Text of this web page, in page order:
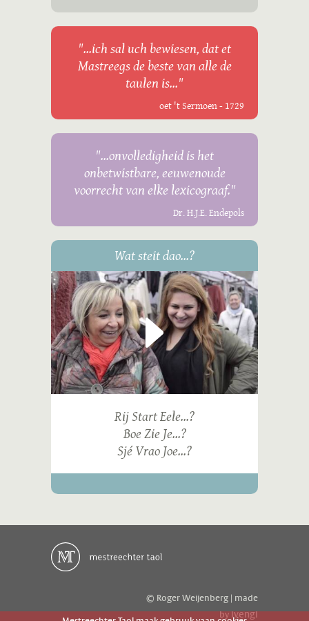
"...ich sal uch bewiesen, dat et
Mastreegs de beste van alle de
taulen is..."
oet 't Sermoen - 1729
"...onvolledigheid is het
onbetwistbare, eeuwenoude
voorrecht van elke lexicograaf."
Dr. H.J.E. Endepols
Wat steit dao...?
Rij Start Eele...?
Boe Zie Je...?
Sjé Vrao Joe...?
© Roger Weijenberg | made
byivengi